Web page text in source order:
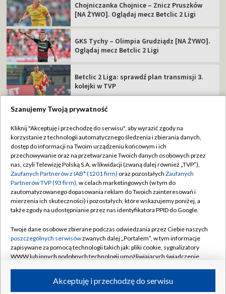
Chojniczanka Chojnice – Znicz Pruszków
[NA ŻYWO]. Oglądaj mecz Betclic 2 Ligi
GKS Tychy – Olimpia Grudziądz [NA ŻYWO].
Oglądaj mecz Betclic 2 Ligi
Betclic 2 Liga: sprawdź plan transmisji 3.
kolejki w TVP
TVP
Abonament TVP
Sklep TVP
Biuro Reklamy
Oferta Handlowa
Emisja w TVP
Rada Programowa
Ogłoszenia przetargowe
Akademia Telewizyjna
Regulamin TVP
Polityka prywatności
Moje zgody
Biuro reklamy
Kanały
©2026 Telewizja Polska Spółka Akcyjna w likwidacji
Szanujemy Twoją prywatność
Kliknij "Akceptuję i przechodzę do serwisu", aby wyrazić zgody na
korzystanie z technologii automatycznego śledzenia i zbierania danych,
dostęp do informacji na Twoim urządzeniu końcowym i ich
przechowywanie oraz na przetwarzanie Twoich danych osobowych przez
nas, czyli Telewizję Polską S.A. w likwidacji (zwaną dalej również „TVP”),
Zaufanych Partnerów z IAB* (1201 firm) oraz pozostałych Zaufanych
Partnerów TVP (93 firm), w celach marketingowych (w tym do
zautomatyzowanego dopasowania reklam do Twoich zainteresowań i
mierzenia ich skuteczności) i pozostałych, które wskazujemy poniżej, a
także zgody na udostępnianie przez nas identyfikatora PPID do Google.
Twoje dane osobowe zbierane podczas odwiedzania przez Ciebie naszych
poszczególnych serwisówzwanych dalej „Portalem”, w tym informacje
zapisywane za pomocą technologii takich jak: pliki cookie, sygnalizatory
WWW lub innych podobnych technologii umożliwiających świadczenie
ruchu w Internecie.Akceptuję i przechodzę do serwisu